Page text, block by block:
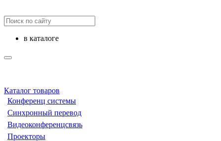
в каталоге
Каталог товаров
Конференц системы
Синхронный перевод
Видеоконференцсвязь
Проекторы